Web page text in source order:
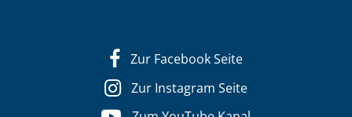
Zur Facebook Seite
Zur Instagram Seite